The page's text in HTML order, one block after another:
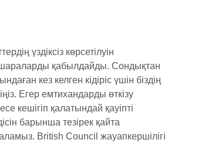
үздіксіз көрсетілуін
қабылдайды. Сондықтан
кез келген кідіріс үшін біздің
Егер емтихандарды өткізу
кешігіп қалатындай қауіпті
барынша тезірек қайта
British Council жауапкершілігі